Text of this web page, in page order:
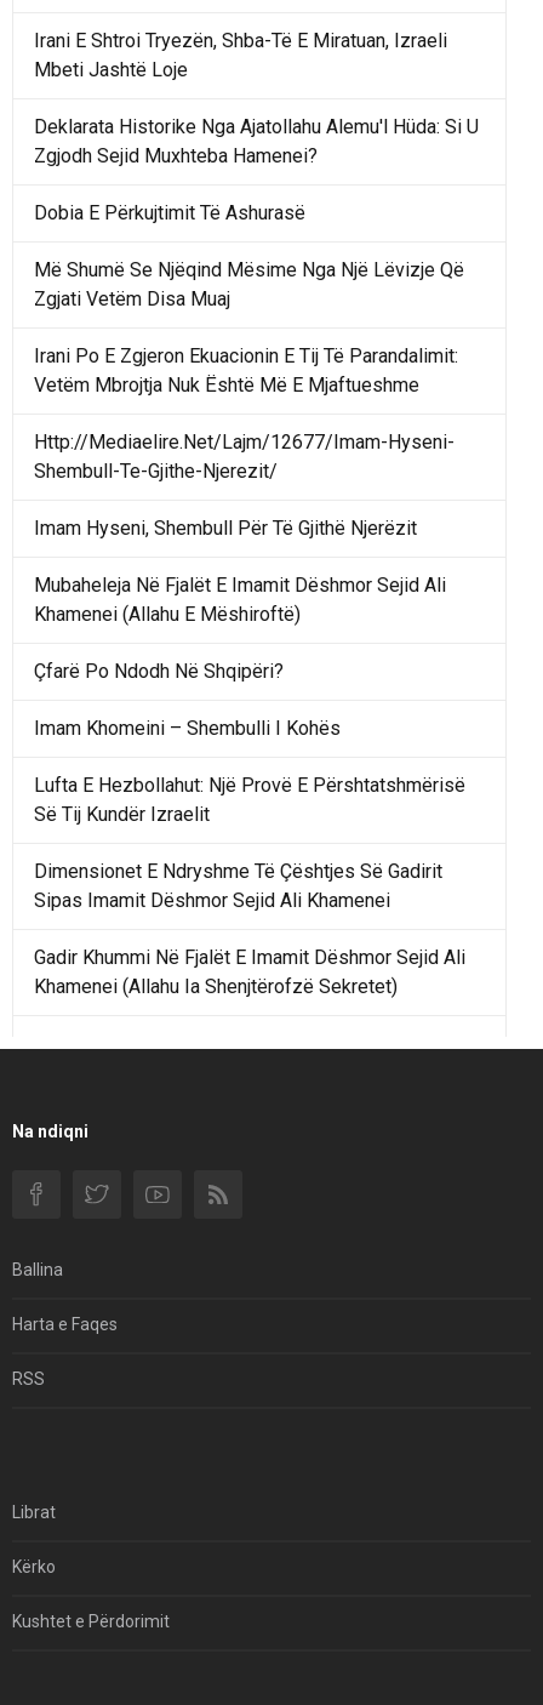
Irani E Shtroi Tryezën, Shba-Të E Miratuan, Izraeli
Mbeti Jashtë Loje
Deklarata Historike Nga Ajatollahu Alemu'l Hüda: Si U
Zgjodh Sejid Muxhteba Hamenei?
Dobia E Përkujtimit Të Ashurasë
Më Shumë Se Njëqind Mësime Nga Një Lëvizje Që
Zgjati Vetëm Disa Muaj
Irani Po E Zgjeron Ekuacionin E Tij Të Parandalimit:
Vetëm Mbrojtja Nuk Është Më E Mjaftueshme
Http://Mediaelire.Net/Lajm/12677/Imam-Hyseni-
Shembull-Te-Gjithe-Njerezit/
Imam Hyseni, Shembull Për Të Gjithë Njerëzit
Mubaheleja Në Fjalët E Imamit Dëshmor Sejid Ali
Khamenei (Allahu E Mëshiroftë)
Çfarë Po Ndodh Në Shqipëri?
Imam Khomeini – Shembulli I Kohës
Lufta E Hezbollahut: Një Provë E Përshtatshmërisë
Së Tij Kundër Izraelit
Dimensionet E Ndryshme Të Çështjes Së Gadirit
Sipas Imamit Dëshmor Sejid Ali Khamenei
Gadir Khummi Në Fjalët E Imamit Dëshmor Sejid Ali
Khamenei (Allahu Ia Shenjtërofzë Sekretet)
Një Rend Rajonal I Udhëhequr Nga Irani Kundrejt Një
Filmi I Shkurtër Iranian “Pasta Alfredo” Ka Udhëtuar
Na ndiqni
Ballina
Harta e Faqes
RSS
Librat
Kërko
Kushtet e Përdorimit